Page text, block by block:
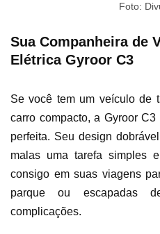
Foto:
Sua Companheira de
Elétrica Gyroor C3
Se você tem um veículo de
carro compacto, a Gyroor
perfeita. Seu design
malas uma tarefa simples
consigo em suas viagens
parque ou escapadas
complicações.